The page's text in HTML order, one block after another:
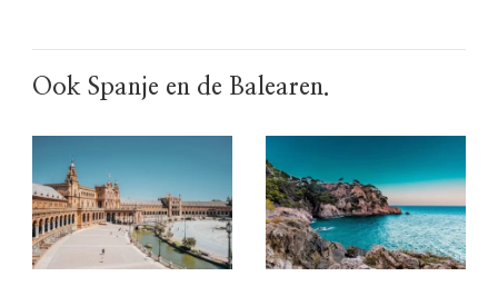
Ook Spanje en de Balearen.